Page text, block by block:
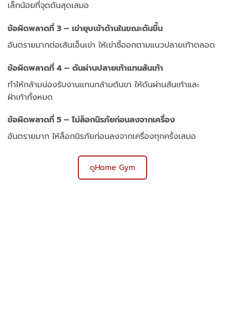
เล็กน้อยที่จุดดันสุดเสมอ
ข้อผิดพลาดที่ 3 – เข่ายุบเข้าด้านในขณะดันขึ้น
อันตรายมากต่อเส้นเอ็นเข่า ให้เข่าชี้ออกตามแนวปลายเท้าตลอด
ข้อผิดพลาดที่ 4 – ดันผ่านปลายเท้าแทนส้นเท้า
ทำให้กล้ามน่องรับงานแทนกล้ามต้นขา ให้ดันผ่านส้นเท้าและ
ฝ่าเท้าทั้งหมด
ข้อผิดพลาดที่ 5 – ไม่ล็อกนิรภัยก่อนลงจากเครื่อง
อันตรายมาก ให้ล็อกนิรภัยก่อนลงจากเครื่องทุกครั้งเสมอ
ดูHome Gym